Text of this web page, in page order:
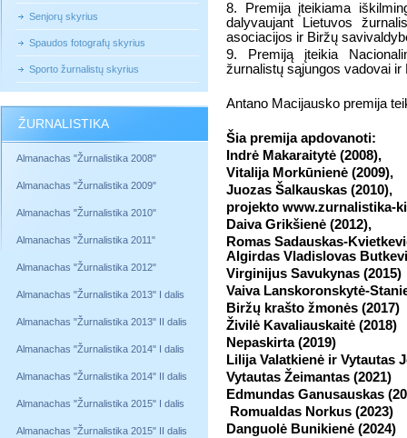
Senjorų skyrius
Spaudos fotografų skyrius
Sporto žurnalistų skyrius
ŽURNALISTIKA
Almanachas "Žurnalistika 2008"
Almanachas "Žurnalistika 2009"
Almanachas "Žurnalistika 2010"
Almanachas "Žurnalistika 2011"
Almanachas "Žurnalistika 2012"
Almanachas "Žurnalistika 2013" I dalis
Almanachas "Žurnalistika 2013" II dalis
Almanachas "Žurnalistika 2014" I dalis
Almanachas "Žurnalistika 2014" II dalis
Almanachas "Žurnalistika 2015" I dalis
Almanachas "Žurnalistika 2015" II dalis
8. Premija įteikiama
dalyvaujant Lietuvos
asociacijos ir Biržų
9. Premiją įteikia
žurnalistų sąjungos vadovai
Antano Macijausko premija
Šia premija apdovanoti:
Indrė Makaraitytė (2008),
Vitalija Morkūnienė (2009),
Juozas Šalkauskas (2010),
projekto www.zurnalistika-
Daiva Grikšienė (2012),
Romas Sadauskas-
Algirdas Vladislovas
Virginijus Savukynas (2015)
Vaiva Lanskoronskytė-
Biržų krašto žmonės (2017)
Živilė Kavaliauskaitė (2018)
Nepaskirta (2019)
Lilija Valatkienė ir Vytautas
Vytautas Žeimantas (2021)
Edmundas Ganusauskas
Romualdas Norkus (2023)
Danguolė Bunikienė (2024)